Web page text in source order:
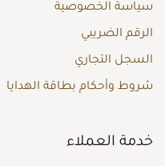
سياسة الخصوصية
الرقم الضريبي
السجل التجاري
شروط وأحكام بطاقة الهدايا
خدمة العملاء